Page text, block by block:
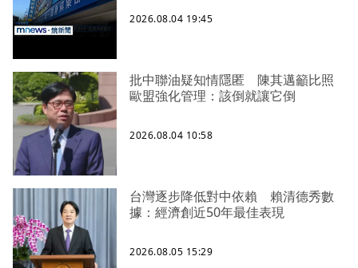
2026.08.04 19:45
批中聯油疑知情隱匿 陳其邁籲比照
歐盟強化管理：該倒就讓它倒
2026.08.04 10:58
台灣逐步降低對中依賴 賴清德秀數
據：經濟創近50年最佳表現
2026.08.05 15:29